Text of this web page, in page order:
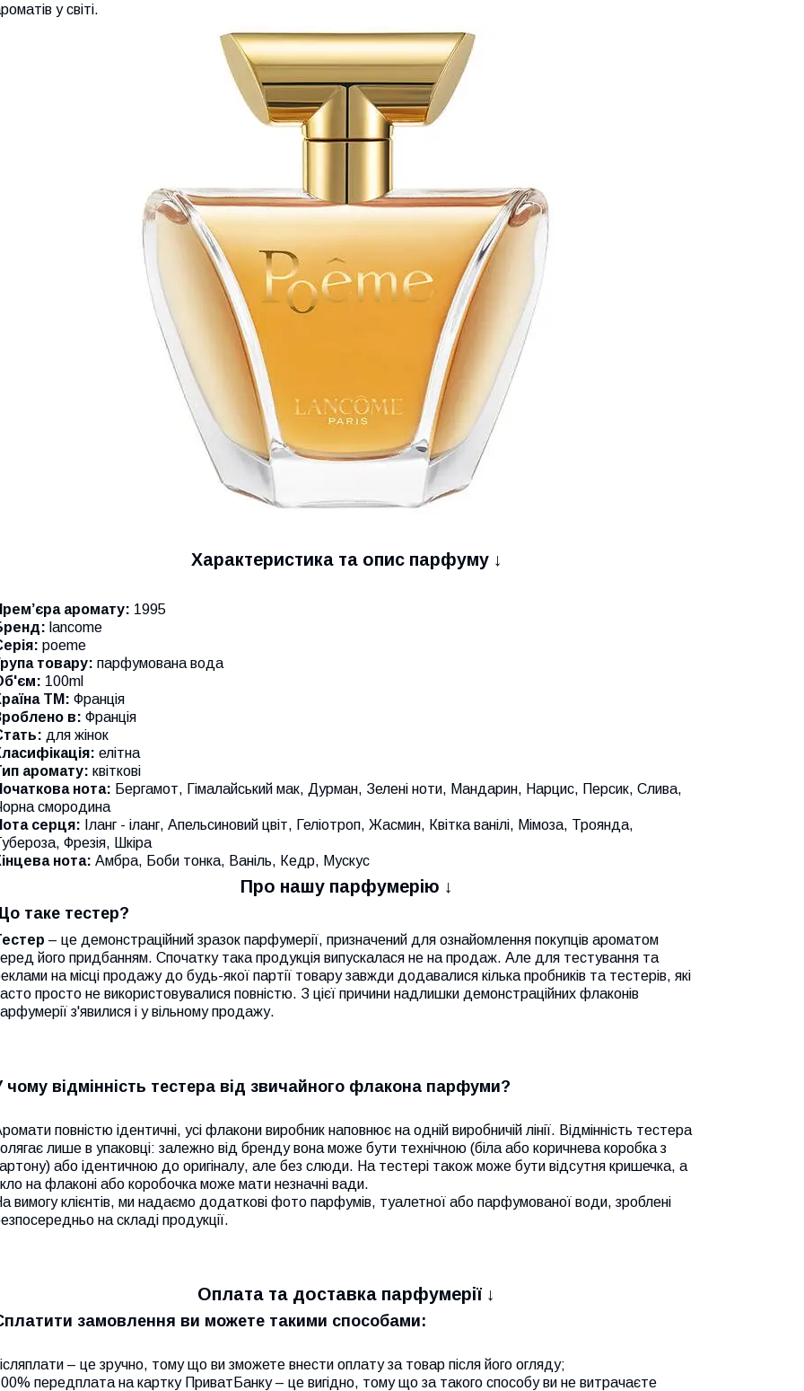
у світі.
Характеристика та опис парфуму ↓
аромату: 1995
lancome
poeme
товару: парфумована вода
100ml
ТМ: Франція
в: Франція
для жінок
елітна
аромату: квіткові
нота: Бергамот, Гімалайський мак, Дурман, Зелені ноти, Мандарин, Нарцис, Персик, Слива,
смородина
серця: Іланг - іланг, Апельсиновий цвіт, Геліотроп, Жасмин, Квітка ванілі, Мімоза, Троянда,
Фрезія, Шкіра
нота: Амбра, Боби тонка, Ваніль, Кедр, Мускус
Про нашу парфумерію ↓
таке тестер?
– це демонстраційний зразок парфумерії, призначений для ознайомлення покупців ароматом
його придбанням. Спочатку така продукція випускалася не на продаж. Але для тестування та
на місці продажу до будь-якої партії товару завжди додавалися кілька пробників та тестерів, які
просто не використовувалися повністю. З цієї причини надлишки демонстраційних флаконів
з'явилися і у вільному продажу.
чому відмінність тестера від звичайного флакона парфуми?
повністю ідентичні, усі флакони виробник наповнює на одній виробничій лінії. Відмінність тестера
лише в упаковці: залежно від бренду вона може бути технічною (біла або коричнева коробка з
або ідентичною до оригіналу, але без слюди. На тестері також може бути відсутня кришечка, а
на флаконі або коробочка може мати незначні вади.
вимогу клієнтів, ми надаємо додаткові фото парфумів, туалетної або парфумованої води, зроблені
на складі продукції.
Оплата та доставка парфумерії ↓
замовлення ви можете такими способами:
– це зручно, тому що ви зможете внести оплату за товар після його огляду;
передплата на картку ПриватБанку – це вигідно, тому що за такого способу ви не витрачаєте